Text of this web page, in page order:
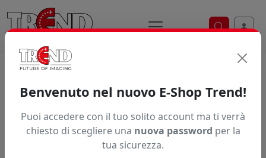
Ricerca
Articolo non trovato.
Benvenuto nel nuovo E-Shop Trend!
Puoi accedere con il tuo solito account ma ti verrà
chiesto di scegliere una nuova password per la
tua sicurezza.